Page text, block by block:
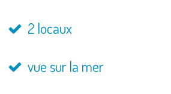
2 locaux
vue sur la mer